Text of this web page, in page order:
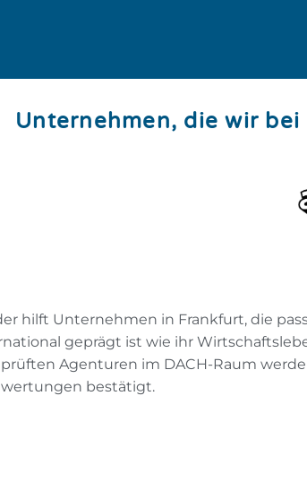
Unternehmen, die wir
hilft Unternehmen in Frankfurt, die
geprägt ist wie ihr
Agenturen im DACH-Raum
bestätigt.